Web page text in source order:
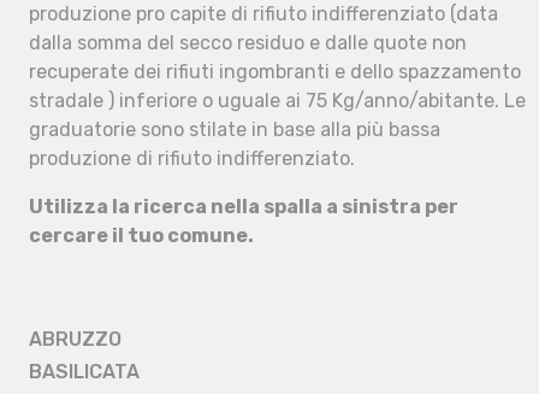
produzione pro capite di rifiuto indifferenziato (data
dalla somma del secco residuo e dalle quote non
recuperate dei rifiuti ingombranti e dello spazzamento
stradale ) inferiore o uguale ai 75 Kg/anno/abitante. Le
graduatorie sono stilate in base alla più bassa
produzione di rifiuto indifferenziato.
Utilizza la ricerca nella spalla a sinistra per
cercare il tuo comune.
ABRUZZO
BASILICATA